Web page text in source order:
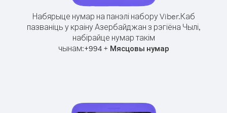
Набярыце нумар на панэлі набору Viber.Каб
пазваніць у краіну Азербайджан з рэгіёна Чылі,
набірайце нумар такім
чынам:+994+ Мясцовы нумар